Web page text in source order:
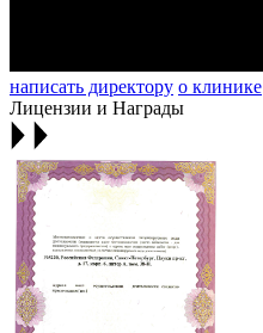
написать директору о клинике
Лицензии и Награды